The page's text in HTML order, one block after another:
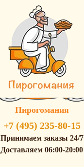
Пирогомания
+7 (495) 235-80-15
Принимаем заказы 24/7
Доставляем 06:00-20:00